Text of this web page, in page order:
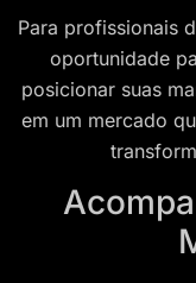
Para profissionais
oportunidade
posicionar suas
em um mercado